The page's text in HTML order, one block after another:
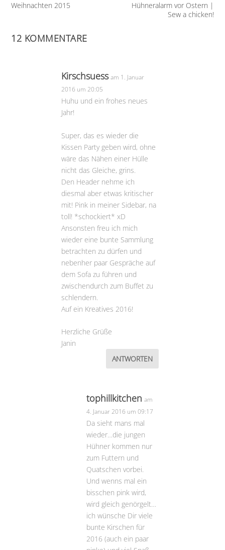
Weihnachten 2015
Hühneralarm vor Ostern |
Sew a chicken!
12 KOMMENTARE
Kirschsuess am 1. Januar
2016 um 20:05
Huhu und ein frohes neues
Jahr!
Super, das es wieder die
Kissen Party geben wird, ohne
wäre das Nähen einer Hülle
nicht das Gleiche, grins.
Den Header nehme ich
diesmal aber etwas kritischer
mit! Pink in meiner Sidebar, na
toll! *schockiert* xD
Ansonsten freu ich mich
wieder eine bunte Sammlung
betrachten zu dürfen und
nebenher paar Gespräche auf
dem Sofa zu führen und
zwischendurch zum Buffet zu
schlendern.
Auf ein Kreatives 2016!
Herzliche Grüße
Janin
ANTWORTEN
tophillkitchen am
4. Januar 2016 um 09:17
Da sieht mans mal
wieder…die jungen
Hühner kommen nur
zum Futtern und
Quatschen vorbei.
Und wenns mal ein
bisschen pink wird,
wird gleich genörgelt…
ich wünsche Dir viele
bunte Kirschen für
2016 (auch ein paar